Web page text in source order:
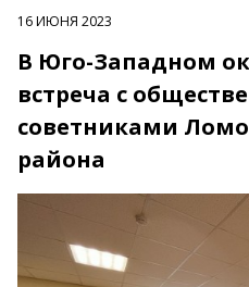
16 ИЮНЯ 2023
В Юго-Западном
встреча с
советниками
района